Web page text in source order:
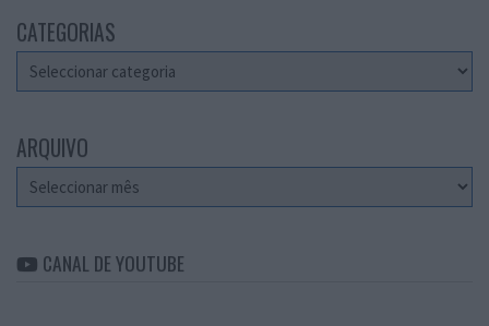
CATEGORIAS
Categorias
ARQUIVO
Arquivo
CANAL DE YOUTUBE